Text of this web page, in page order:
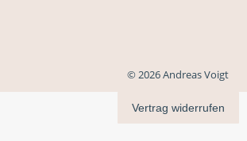
© 2026 Andreas Voigt
Vertrag widerrufen